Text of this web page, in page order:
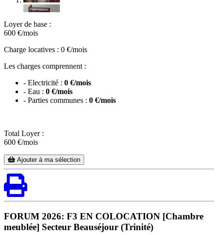
Loyer de base :
600 €/mois
Charge locatives : 0 €/mois
Les charges comprennent :
- Electricité : 0 €/mois
- Eau : 0 €/mois
- Parties communes : 0 €/mois
Total Loyer :
600 €/mois
Ajouter à ma sélection
FORUM 2026: F3 EN COLOCATION [Chambre
meublée] Secteur Beauséjour (Trinité)